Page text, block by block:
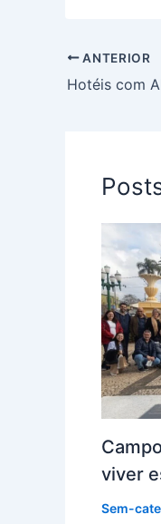
ANTERIOR
viver
Sem-